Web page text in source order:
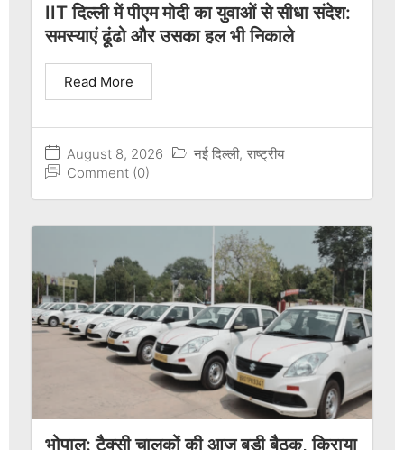
IIT दिल्ली में पीएम मोदी का युवाओं से सीधा संदेश:
समस्याएं ढूंढो और उसका हल भी निकाले
August 8, 2026 नई दिल्ली, राष्ट्रीय
Comment (0)
Read More
भोपाल: टैक्सी चालकों की आज बड़ी बैठक, किराया